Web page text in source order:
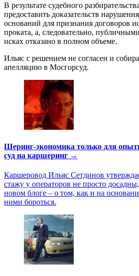
В результате судебного
предоставить доказательств
оснований для признания договоров
проката, а, следовательно,
исках отказано в полном объеме.
Ильяс с решением не согласен и
апелляцию в Мосгорсуд.
Шеринг-экономика только для
суд на каршеринг →
Каршеровод Ильяс Сетдинов
стажу у операторов не просто
новом блоге – о том, как и на
ними бороться.